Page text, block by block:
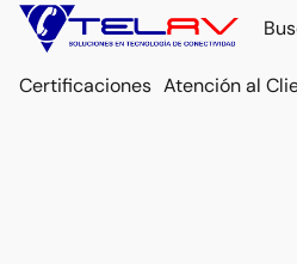
Certificaciones Atención al